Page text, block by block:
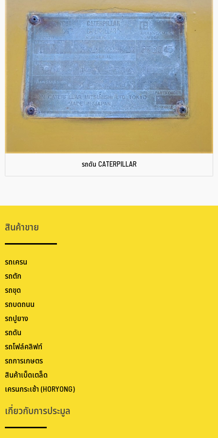
รถดัน CATERPILLAR
สินค้าขาย
รถเครน
รถตัก
รถขุด
รถบดถนน
รถปูยาง
รถดัน
รถโฟล์คลิฟท์
รถการเกษตร
สินค้าเบ็ดเตล็ด
เครนกระเช้า (HORYONG)
เกี่ยวกับการประมูล